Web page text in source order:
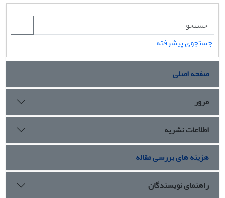
جستجوی پیشرفته
صفحه اصلی
مرور
اطلاعات نشریه
هزینه های بررسی مقاله
راهنمای نویسندگان